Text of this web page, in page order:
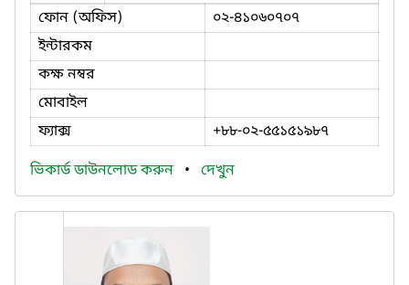
ফোন (অফিস)
০২-৪১০৬০৭০৭
ইন্টারকম
কক্ষ নম্বর
মোবাইল
ফ্যাক্স
+৮৮-০২-৫৫১৫১৯৮৭
ভিকার্ড ডাউনলোড করুন • দেখুন